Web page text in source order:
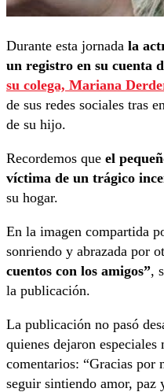
Durante esta jornada la
un registro en su cuenta
su colega, Mariana
de sus redes sociales tras
de su hijo.
Recordemos que el
víctima de un trágico
su hogar.
En la imagen compartida
sonriendo y abrazada por
cuentos con los amigos”,
la publicación.
La publicación no pasó
quienes dejaron especiales
comentarios: “Gracias por
seguir sintiendo amor, paz